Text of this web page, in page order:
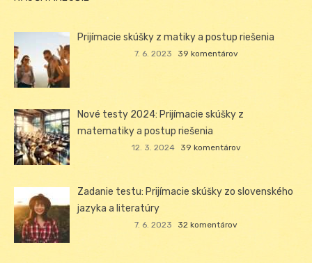
Prijímacie skúšky z matiky a postup riešenia
7. 6. 2023 39 komentárov
Nové testy 2024: Prijímacie skúšky z
matematiky a postup riešenia
12. 3. 2024 39 komentárov
Zadanie testu: Prijímacie skúšky zo slovenského
jazyka a literatúry
7. 6. 2023 32 komentárov